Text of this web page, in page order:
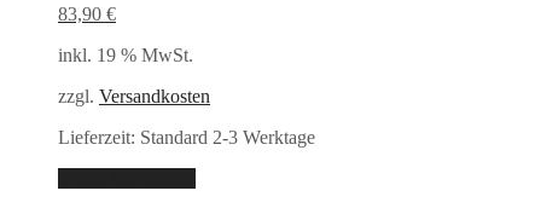
83,90 €
inkl. 19 % MwSt.
zzgl. Versandkosten
Lieferzeit: Standard 2-3 Werktage